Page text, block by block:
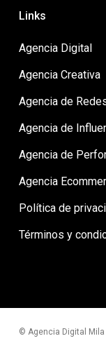
Links
Agencia Digital
Agencia Creativa
Agencia de
Agencia de
Agencia de
Agencia
Política de
Términos y
© Agencia Digital